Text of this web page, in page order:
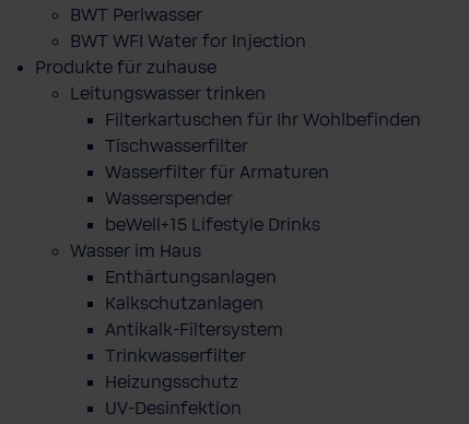
BWT Perlwasser
BWT WFI Water for Injection
Produkte für zuhause
Leitungswasser trinken
Filterkartuschen für Ihr Wohlbefinden
Tischwasserfilter
Wasserfilter für Armaturen
Wasserspender
beWell+15 Lifestyle Drinks
Wasser im Haus
Enthärtungsanlagen
Kalkschutzanlagen
Antikalk-Filtersystem
Trinkwasserfilter
Heizungsschutz
UV-Desinfektion